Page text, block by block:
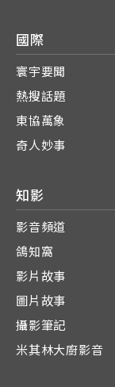
國際
寰宇要聞
熱搜話題
東協萬象
奇人妙事
知影
影音頻道
鴿知窩
影片故事
圖片故事
攝影筆記
米其林大廚影音